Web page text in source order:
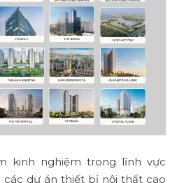
kinh nghiệm trong lĩnh vực
dự án thiết bị nội thất cao